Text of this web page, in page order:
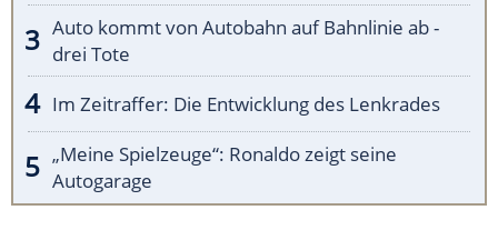
Auto kommt von Autobahn auf Bahnlinie ab -
drei Tote
Im Zeitraffer: Die Entwicklung des Lenkrades
„Meine Spielzeuge“: Ronaldo zeigt seine
Autogarage